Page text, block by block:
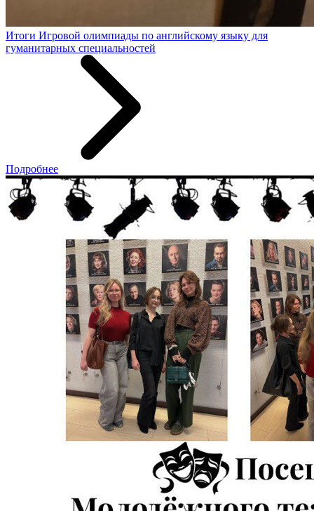
Итоги Игровой олимпиады по английскому языку для
гуманитарных специальностей
Подробнее